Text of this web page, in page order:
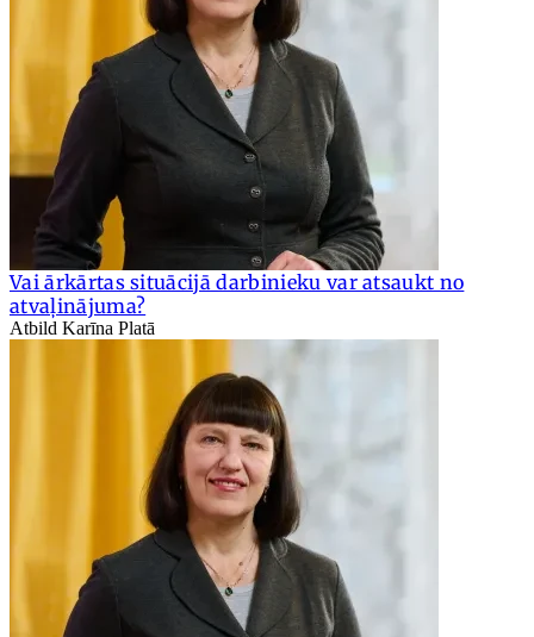
Vai ārkārtas situācijā darbinieku var atsaukt no
atvaļinājuma?
Atbild Karīna Platā